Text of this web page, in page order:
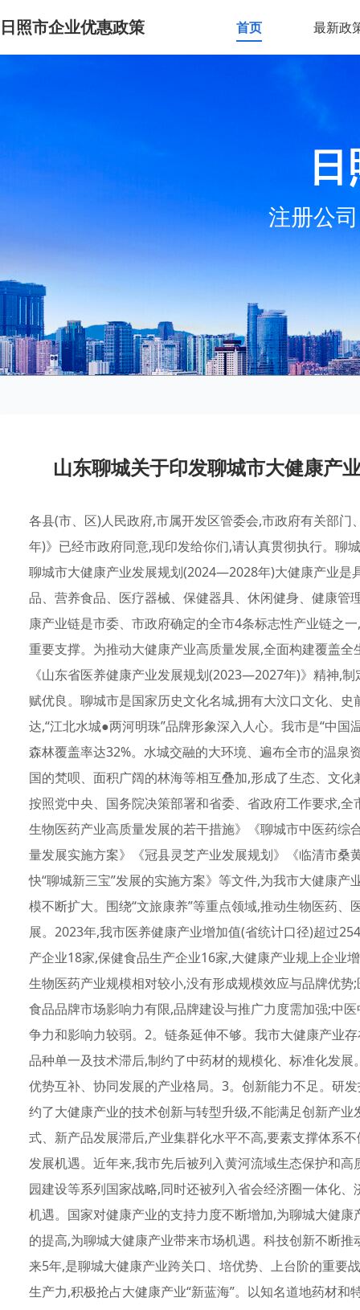
日照市企业优惠政策 首页 最新政
注册公
山东聊城关于印发聊城市大健康
各县(市、区)人民政府,市属开发区管委会,市政府有关部门、直属机构:《聊城市大健康产业发展规划(2024—2028年)》已经市政府同意,现印发给你们,请认真贯彻执行。聊城市人民政府办公室2024年12月31日（此件公开发布）聊城市大健康产业发展规划(2024—2028年)大健康产业是具有巨大市场潜力的新兴产业,包括医疗产品、保健用品、营养食品、医疗器械、保健器具、休闲健身、健康管理等多个与人类健康紧密相关的生产和服务领域。大健康产业链是市委、市政府确定的全市4条标志性产业链之一,是推动经济发展的新引擎,也是推进“健康聊城”建设的重要支撑。为推动大健康产业高质量发展,全面构建覆盖全生命周期、内涵丰富、结构合理的大健康产业体系,根据《山东省医养健康产业发展规划(2023—2027年)》精神,制定本规划。一、基础环境(一)发展基础。1。健康资源禀赋优良。聊城市是国家历史文化名城,拥有大汶口文化、史前文化、运河文化等多重文化资源。辖区内水系发达,“江北水城●两河明珠”品牌形象深入人心。我市是“中国温泉之城”之一,地下温泉面积占市域总面积的60%以上,森林覆盖率达32%。水城交融的大环境、遍布全市的温泉资源、历史悠久的阿胶、国医亚圣成无己故里、享誉全国的梵呗、面积广阔的林海等相互叠加,形成了生态、文化兼具的健康资源宝库。2。政策支撑愈加有力。近年来,按照党中央、国务院决策部署和省委、省政府工作要求,全市上下统筹推进大健康产业建设,先后出台了《关于支持生物医药产业高质量发展的若干措施》《聊城市中医药综合改革示范区建设实施方案》《加快阿胶全产业链高质量发展实施方案》《冠县灵芝产业发展规划》《临清市桑黄全产业高质量发展规划(2024—2026年)》《关于加快“聊城新三宝”发展的实施方案》等文件,为我市大健康产业发展提供了强有力的组织保障和政策支撑。3。产业规模不断扩大。围绕“文旅康养”等重点领域,推动生物医药、医疗器械、保健食品、中医中药等多业态深度融合发展。2023年,我市医养健康产业增加值(省统计口径)超过254亿元。全市生物医药规上生产企业8家,医疗器械规上生产企业18家,保健食品生产企业16家,大健康产业规上企业增加值突破50亿元。(二)存在问题。1。综合实力不强。生物医药产业规模相对较小,没有形成规模效应与品牌优势;医疗器械领域发展滞后,高端产品与技术创新不足;保健食品品牌市场影响力有限,品牌建设与推广力度需加强;中医中药资源丰富,但地域发展不平衡,在全省健康市场的竞争力和影响力较弱。2。链条延伸不够。我市大健康产业存在层级偏低、链条较短的问题。中药材种植环节分散、品种单一及技术滞后,制约了中药材的规模化、标准化发展。同时,专业人才短缺,发展同质化现象突出,不利于形成优势互补、协同发展的产业格局。3。创新能力不足。研发投入不够,高端创新平台数量有限,行业领军人才匮乏,制约了大健康产业的技术创新与转型升级,不能满足创新产业发展需求。此外,区域创新生态尚不完善,新业态、新模式、新产品发展滞后,产业集群化水平不高,要素支撑体系不健全等均成为制约产业创新能力提升的关键因素。(三)发展机遇。近年来,我市先后被列入黄河流域生态保护和高质量发展、京津冀协同发展联动区、大运河国家文化公园建设等系列国家战略,同时还被列入省会经济圈一体化、济南都市圈、鲁西崛起等省级战略,迎来千载难逢的发展机遇。国家对健康产业的支持力度不断增加,为聊城大健康产业提供了政策保障。人们健康意识的提升和消费水平的提高,为聊城大健康产业带来市场机遇。科技创新不断推动产业技术水平提升,为聊城大健康产业注入新活力。未来5年,是聊城大健康产业跨关口、培优势、上台阶的重要战略机遇期。我市应牢牢抓住新机遇,因地制宜发展新质生产力,积极抢占大健康产业“新蓝海”。以知名道地药材和特色药材为基础,融合一二三产业的康养旅游精品发展模式,建设中国中医药文化体验城市。二、发展前景到2028年,以生物医药、医疗器械、保健食品和中医中药等为主导,基本形成完善的产业链条与集群发展迅速的产业体系。(一)产业规模更大。大健康产业增加值实现快速增长,发展水平显著提升。到2028年年底前,医养健康产业增加值突破300亿元,占全市生产总值的8%。培育大健康产业领域50亿级企业1家、10亿级企业3—5家、5亿级企业2—3家。其中阿胶规上企业达到20家,营业收入达到100亿元,形成具有较强竞争力和影响力的阿胶产业集群。大健康产业增加值突破60亿元,年平均增长率保持在5%以上。(二)集聚效应更显。大健康产业空间布局更加优化,产业集群发展、功能集合构建、项目集中布局、资源集约利用成效显著增强。到2028年年底前,重点园区持续升级提质,建成1—2个国家级、省级大健康产业集聚区;建成大健康产业各类国家级、省级创新平台25个以上;新建成一批市级健康服务业集聚区。三、区域布局根据我市各县(市、区)大健康产业发展基础、区位优势、生态优势、资源要素配置条件以及发展定位,推动大健康产业集聚化、特色化发展,构建“三核”(生物医药、医疗器械、保健食品)引领,“两带”(“两河”文旅健康养生带、林下大健康区域发展带)拓展、全域协同(一县一策一品)的大健康产业发展新格局。(一)三核引领。大健康产业以生物医药、医疗器械、保健食品为三大核心引擎,在“三核引领”的战略布局下,聊城大健康产业通过全产业链发展、科技创新、品牌建设和文旅康养融合等方式,不断提升产业的竞争力和影响力。(二)两带拓展。１．“两河”文旅健康养生带。充分利用黄河、大运河聊城段的文化资源和自然资源,打造集文化、旅游、健康养生于一体的综合性发展区域。充分利用东昌府区、临清市、阳谷县、东阿县等“两河”沿岸县(市、区)众多的古建筑、历史遗迹、自然景观,挖掘“两河”文化丰富内涵,加强聊城市中华水上古城景区、山陕会馆、中国运河文化博物馆、运河钞关、鳌头矶、位山黄河公园等旅游资源的修复保护和创意开发,与休闲度假、健康养老等主题有机结合,建设一批养生主题度假区,打造寓养于游的“两河”文旅健康养生产业带。２．林下大健康区域发展带。以自然资源禀赋、生态区位为基础,科学引导冠县、莘县、阳谷县、高唐县等形成林下中药材产业集聚和发展特色,鼓励企业发展林下中药材精深加工,培育特色优势产业。鼓励有实力的龙头企业,发挥其在资金、技术、市场等方面的优势,加大对林下种植(养殖)、加工等技术的研发投入,引导和支持企业与高校、科研院所合作,共同推动林下中药材种植(养殖)技术的研发及应用,形成产学研合作机制。积极做好中药材技术服务和支撑,优化林下中药材产业布局,逐步实现林下中药材产业规模化和区域特色化。推动林下大健康产业与旅游、文化、康养等产业融合,发展各具优势的特色观光旅游、生态旅游、森林康养和自然教育产业。(三)全域协同。1。东昌府区。深化医养结合,升级居家社区养老服务,普及安宁疗护服务。推动丹参、瓜蒌等中药材种植培育,在中药材精深加工、延伸产业链条上寻求新突破,全面推动大健康产业发展。2。茌平区。以成无己中医药文化为核心,挖掘成无己文化内涵,擦亮“成无己”名片,争创全国中医药文化宣传教育基地,打造具有鲜明特色和深刻内涵的成无己文化品牌。3。临清市。深化桑黄产业布局,强化科技引领与品牌塑造,拓宽产业边界,实现高端化、多元化发展。融合文旅康养元素,推出特色营养膳食,打造集医疗、养生、旅游于一体的综合发展模式。4。冠县。以灵芝产业为主导,推动灵芝产业融合发展,提高产业整体效益,提升产品附加值,宣传推介冠县灵芝的市场知名度和产品美誉度,打造“冠县灵芝冠九州”品牌。5。莘县。以伊尹文化为主线,以药膳和健康食品为重点,依托龙头企业,深化产学研合作,强化政策支持,不断延伸产业链条,加强品牌宣传和推广,培育一批具有莘县特色的伊尹文化系列品牌。6。阳谷县。通过政策引导、资金帮扶等措施,加大支持力度,鼓励农民以家庭农场、农业合作社等方式开展中药材种植(养殖),强化农企合作,逐步打造水蛭、蟾酥等道地药材品牌。7。东阿县。依托高度集聚化发展的“阿胶＋”产业,推进医疗健康、养生养老、文化旅游、中医药等多业态融合发展,完善东部医药产业基地、西部医养产业基地“两翼齐飞”与“防未病和治已病”同步发展的大健康产业格局。8。高唐县。以“鲁十味”道地药材瓜蒌为主要发展对象,依托清平森林公园林下种植基地,增加黄芩、北沙参种植面积,深化种植与加工技术革新、强化产品品质控制、拓展健康产品线,加大市场推广力度,深度融合康养体验、研学旅游、药膳养生新业态,实现中医药产业转型升级。9。经济技术开发区。致力于吸引和培育大健康领域的相关企业,重点发展生物医药制造产业,推动产业集聚和产业升级,形成1—2个具有竞争力的大健康产业基地。10。高新技术产业开发区。针对生物制药、化学药、医疗器械、中医中药、医养结合等产业领域,重点攻克制剂研发、材料研发、医药中间体、健康大数据等关键技术。同时,面向技术创新型药品与器械企业,加大招商与人才引进力度,力争将高新技术产业开发区打造成山东省重要的医养健康产业融合创新先导区。11。江北水城旅游度假区。依托聊城健康科技园、医养健康文化园等现有资源,以北京积水潭医院聊城医院为引领,不断完善产业发展规划和政策措施,积极招引具有影响力的大健康产业相关企业,汇聚医疗、医养等更多优质资源。四、重点领域(一)集群化发展生物医药产业。1。大力发展生物药。聚力生物技术关键紧缺环节,依托华润昂德生物药业、阿华制药等骨干企业,会同高校、科研院所、临床研究机构等组建一体化创新共同体,提升研发能力,持续推进生物医药企业数字化、智能化改造,完善生物医药产业“未来工厂”新体系。积极推进阿胶类项目建设,以东阿阿胶国家胶类中药工程技术研究中心、山东省胶类中药技术创新中心等科研平台为依托,提升医药企业自主创新能力。重点发展阿胶系列产品、经典名方制剂与小分子低聚肽、抗体药物、基因工程药物、新型重组蛋白等产品,打造全省生物医药产业高地。(牵头单位:市卫生健康委;责任单位:市科技局、市工业和信息化局、市市场监管局,各县〔市、区〕人民政府、市属开发区管委会)2。重点发展化学药。加快化学药核心技术产品替代,开发基于新结构、新靶点、新机制的原研药物,推进改良型新药上市,积极承接国际化学药制剂梯度转移,加大专利到期药物仿制药等短缺药物开发,提升特色原料药及中间体、高端和新型药用辅料研发能力,积极引进知名公司化学药生产基地转移项目,建设全国医药外包生产基地。以东阿县和经济技术开发区为重点,按照国际药物研发标准,积极开发引进国际专利即将到期的大品种、临床急需仿制药,推动人工智能、云计算、大数据等技术在药物研发领域中的应用。积极引进国际知名企业的尖端技术,特别是聚焦于化学药核心技术领域的最新成果。(牵头单位:市卫生健康委;责任单位:市科技局、市工业和信息化局、市市场监管局,各县〔市、区〕人民政府、市属开发区管委会)3。全面发展药物流通。加快建立布局合理、技术先进、便捷高效、绿色环保、安全有序的现代医药物流服务体系,支持有实力的药品批发企业、药品零售连锁企业稳步扩张,构建以大型骨干企业为主体、中小型企业为配套补充的现代药品流通网络。支持药品零售连锁企业以多种形式有效融入社区服务商圈,实现药品流通对基层的有效覆盖,提升人民群众用药的可及性、便利化,加快医药冷链物流发展,提升医药冷链物流产业化水平。建设市级生物医药发展平台,精准引进补链、延链、强链项目,推进重点项目落地,积极组织投资推介会、项目对接洽谈等活动,促进产业链上下游紧密合作与协同发展。到2028年年底前,建成面向全省、辐射全国的药品现代物流配送中心1—2家,建设市级生物医药发展平台1个。(牵头单位:市商务局;责任单位:市卫生健康委、市市场监管局,各县〔市、区〕人民政府、市属开发区管委会)(二)高端化发展医疗器械产业。1。支持医疗器械企业技术改造。加大对医疗器械企业技术改造的扶持力度,鼓励企业采用适宜的新技术、新工艺、新设备、新材料等进行技术改造,推动企业扩大设备更新和技术改造投资,对符合条件的制造业技术改造项目,按其设备(含软件)实际购置额给予一定比例扶持。支持企业研发高端细胞培养设备、高品质细胞培养耗材、乳房专用磁共振造影设备、肢体康复机器人、医疗智控净化等新型医疗器械,不断增加